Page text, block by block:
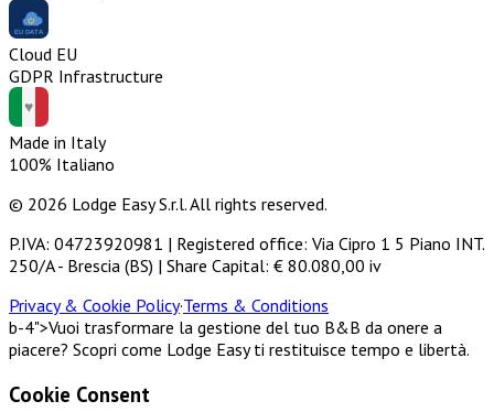
Cloud EU
GDPR Infrastructure
Made in Italy
100% Italiano
© 2026 Lodge Easy S.r.l. All rights reserved.
P.IVA: 04723920981 | Registered office: Via Cipro 1 5 Piano INT.
250/A - Brescia (BS) | Share Capital: € 80.080,00 iv
Privacy & Cookie Policy·Terms & Conditions
b-4">Vuoi trasformare la gestione del tuo B&B da onere a
piacere? Scopri come Lodge Easy ti restituisce tempo e libertà.
Cookie Consent